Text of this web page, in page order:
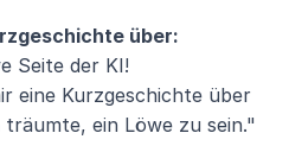
über:
Seite der KI!
eine Kurzgeschichte über
ein Löwe zu sein."